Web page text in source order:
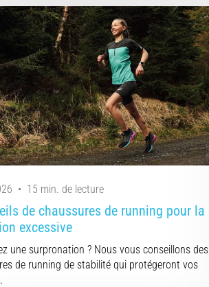
• 15 min. de lecture
de chaussures de running pour la
excessive
une surpronation ? Nous vous conseillons des
de running de stabilité qui protégeront vos